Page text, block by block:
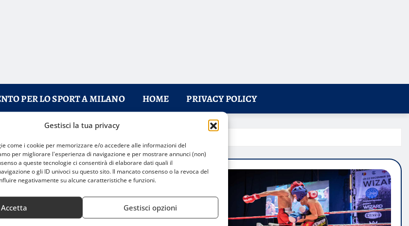
Gestisci la tua privacy
come i cookie per memorizzare e/o accedere alle informazioni del
per migliorare l'esperienza di navigazione e per mostrare annunci (non)
a queste tecnologie ci consentirà di elaborare dati quali il
o gli ID univoci su questo sito. Il mancato consenso o la revoca del
negativamente su alcune caratteristiche e funzioni.
Accetta Gestisci opzioni
PER LO SPORT A MILANO HOME PRIVACY POLICY